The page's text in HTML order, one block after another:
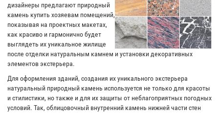
дизайнеры предлагают природный
камень купить хозяевам помещений,
показывая на проектных макетах,
как красиво и гармонично будет
выглядеть их уникальное жилище
после отделки натуральным камнем и установки декоративных
элементов экстерьера.
Для оформления зданий, создания их уникального экстерьера
натуральный природный камень используется не только для красоты
и стилистики, но также и для их защиты от неблагоприятных погодных
условий. Так, облицовочный внутренний камень нижней части стен